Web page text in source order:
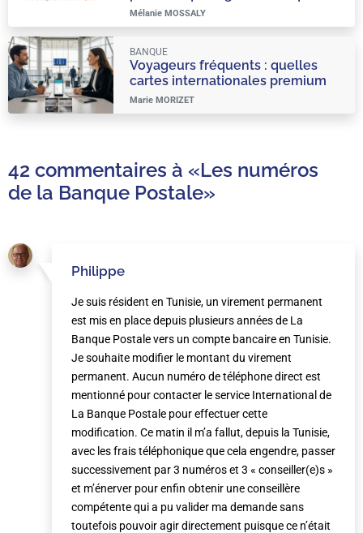
conditions ?
Mélanie MOSSALY
Voyageurs fréquents : quelles
cartes internationales premium
choisir ?
BANQUE
Marie MORIZET
42 commentaires à «Les numéros
de la Banque Postale»
Philippe
Je suis résident en Tunisie, un virement permanent
est mis en place depuis plusieurs années de La
Banque Postale vers un compte bancaire en Tunisie.
Je souhaite modifier le montant du virement
permanent. Aucun numéro de téléphone direct est
mentionné pour contacter le service International de
La Banque Postale pour effectuer cette
modification. Ce matin il m’a fallut, depuis la Tunisie,
avec les frais téléphonique que cela engendre, passer
successivement par 3 numéros et 3 « conseiller(e)s »
et m’énerver pour enfin obtenir une conseillère
compétente qui a pu valider ma demande sans
toutefois pouvoir agir directement puisque ce n’était